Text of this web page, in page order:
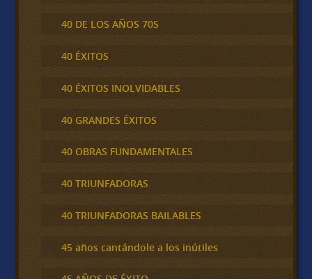
40 DE LOS AÑOS 70S
40 ÉXITOS
40 ÉXITOS INOLVIDABLES
40 GRANDES ÉXITOS
40 OBRAS FUNDAMENTALES
40 TRIUNFADORAS
40 TRIUNFADORAS BAILABLES
45 años cantándole a los inútiles